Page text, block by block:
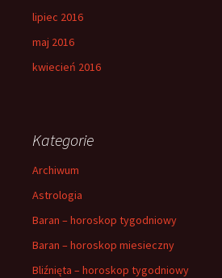
lipiec 2016
maj 2016
kwiecień 2016
Kategorie
Archiwum
Astrologia
Baran – horoskop tygodniowy
Baran – horoskop miesieczny
Bliźnięta – horoskop tygodniowy